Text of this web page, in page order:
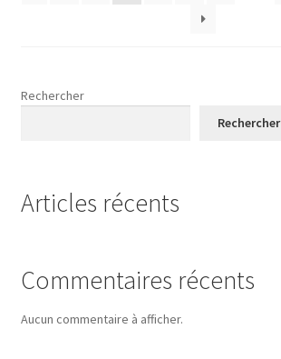
Rechercher
Rechercher
Articles récents
Commentaires récents
Aucun commentaire à afficher.